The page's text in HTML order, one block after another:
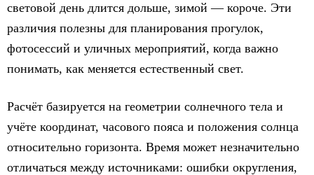
световой день длится дольше, зимой — короче. Эти
различия полезны для планирования прогулок,
фотосессий и уличных мероприятий, когда важно
понимать, как меняется естественный свет.
Расчёт базируется на геометрии солнечного тела и
учёте координат, часового пояса и положения солнца
относительно горизонта. Время может незначительно
отличаться между источниками: ошибки округления,